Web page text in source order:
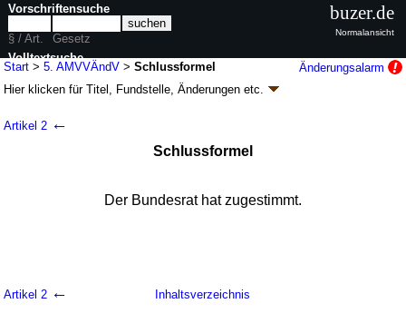
Start >5. AMVVÄndV >Schlussformel
Änderungsalarm
Hier klicken fürTitel, Fundstelle, Änderungen etc.
Änderung der
Arzneimittelverschreibungsverordnung (5.
BGBl. I S. 1067(Nr. 25); Geltung ab 01.07.2008,
Artikel 2 ←
Schlussformel
Der Bundesrat hat zugestimmt.
Artikel 2 ← Inhaltsverzeichnis
Vorschriftensuche
§ / Art.
Gesetz
Volltextsuche
nur in 5. AMVVÄndV
buzer.de
Normalansicht